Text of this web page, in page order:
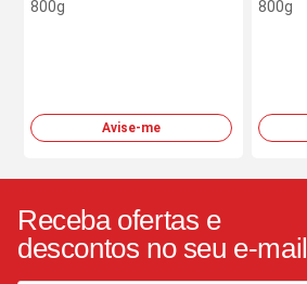
800g
Avise-me
800g
Receba ofertas e
descontos no seu e-mail